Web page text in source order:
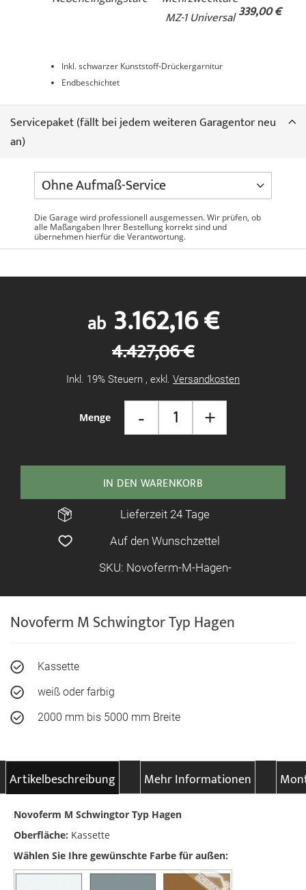
Novoferm M Schwingtor Typ Hagen
Menge - +
ab 3.162,16 €
4.427,06 €
Inkl. 19% Steuern , exkl. Versandkosten
IN DEN WARENKORB
Lieferzeit 24 Tage
Auf den Wunschzettel
SKU: Novoferm-M-Hagen-
Kassette
weiß oder farbig
2000 mm bis 5000 mm Breite
MZ-1 Universal339,00 €
Inkl. schwarzer Kunststoff-Drückergarnitur
Endbeschichtet
Servicepaket (fällt bei jedem weiteren Garagentor neu
an)
Die Garage wird professionell ausgemessen. Wir prüfen, ob
alle Maßangaben Ihrer Bestellung korrekt sind und
übernehmen hierfür die Verantwortung.
Artikelbeschreibung Mehr Informationen
Novoferm M Schwingtor Typ Hagen
Oberfläche: Kassette
Wählen Sie Ihre gewünschte Farbe für außen: